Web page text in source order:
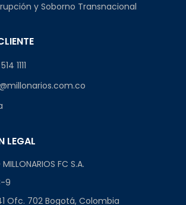
y Soborno Transnacional
1111
LEGAL
FC S.A.
9
Ofc. 702 Bogotá, Colombia